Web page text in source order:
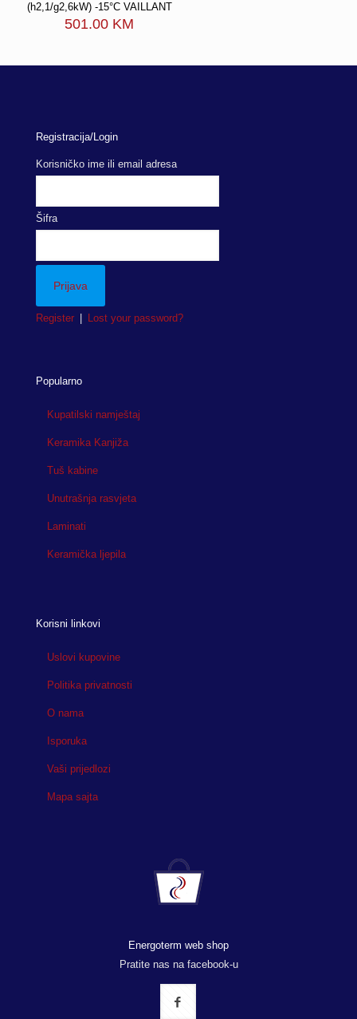
(h2,1/g2,6kW) -15°C VAILLANT
501.00 KM
Registracija/Login
Korisničko ime ili email adresa
Šifra
Register Lost your password?
Popularno
Kupatilski namještaj
Keramika Kanjiža
Tuš kabine
Unutrašnja rasvjeta
Laminati
Keramička ljepila
Korisni linkovi
Uslovi kupovine
Politika privatnosti
O nama
Isporuka
Vaši prijedlozi
Mapa sajta
Energoterm web shop
Pratite nas na facebook-u